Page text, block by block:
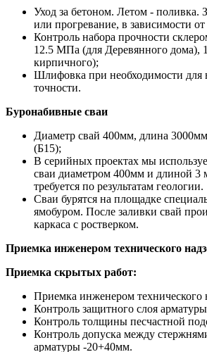
Уход за бетоном. Летом - поливка.
или прогревание, в зависимости
Контроль набора прочности
12.5 МПа (для Деревянного дома),
кирпичного);
Шлифовка при необходимости для
точности.
Буронабивные сваи
Диаметр свай 400мм, длина
(Б15);
В серийных проектах мы
сваи диаметром 400мм и длиной 3
требуется по результатам геологии.
Сваи бурятся на площадке
ямобуром. После заливки свай
каркаса с ростверком.
Приемка инженером технического
Приемка скрытых работ:
Приемка инженером технического
Контроль защитного слоя
Контроль толщины песчастной
Контроль допуска между
арматуры -20+40мм.